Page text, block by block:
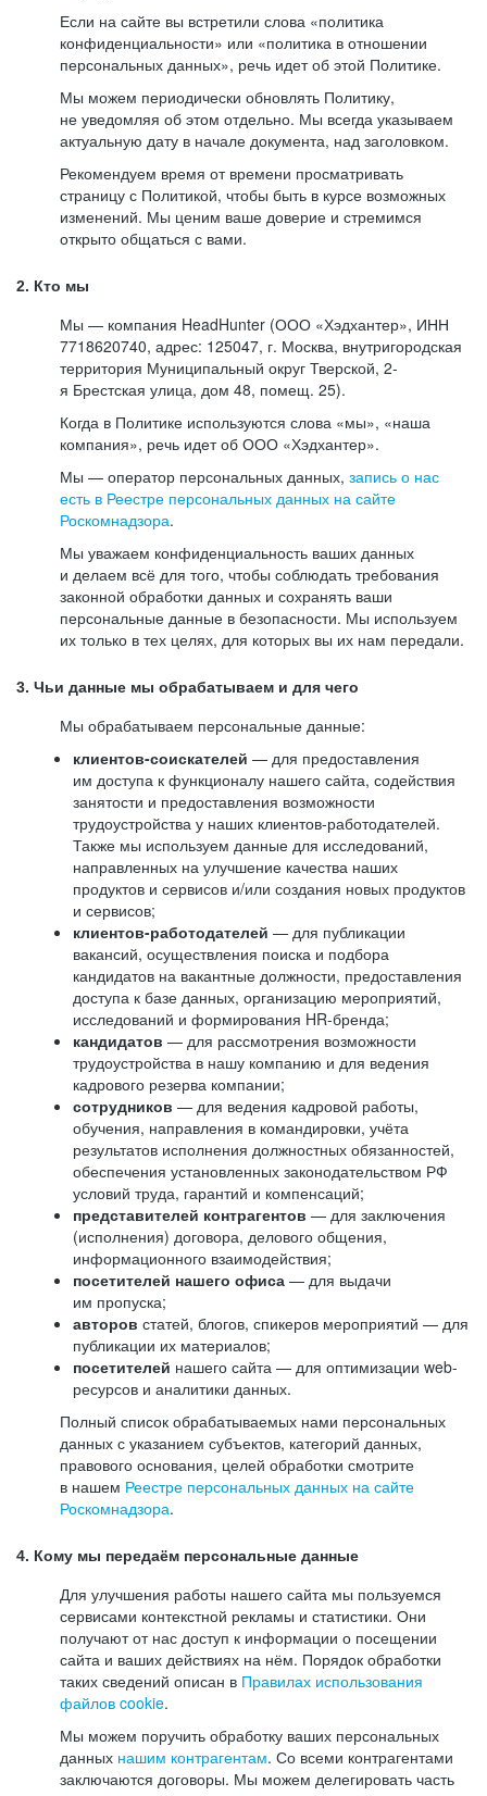
Если на сайте вы встретили слова «политика
конфиденциальности» или «политика в отношении
персональных данных», речь идет об этой Политике.
Мы можем периодически обновлять Политику,
не уведомляя об этом отдельно. Мы всегда указываем
актуальную дату в начале документа, над заголовком.
Рекомендуем время от времени просматривать
страницу с Политикой, чтобы быть в курсе возможных
изменений. Мы ценим ваше доверие и стремимся
открыто общаться с вами.
2. Кто мы
Мы — компания HeadHunter (ООО «Хэдхантер», ИНН
7718620740, адрес: 125047, г. Москва, внутригородская
территория Муниципальный округ Тверской, 2-
я Брестская улица, дом 48, помещ. 25).
Когда в Политике используются слова «мы», «наша
компания», речь идет об ООО «Хэдхантер».
Мы — оператор персональных данных, запись о нас
есть в Реестре персональных данных на сайте
Роскомнадзора.
Мы уважаем конфиденциальность ваших данных
и делаем всё для того, чтобы соблюдать требования
законной обработки данных и сохранять ваши
персональные данные в безопасности. Мы используем
их только в тех целях, для которых вы их нам передали.
3. Чьи данные мы обрабатываем и для чего
Мы обрабатываем персональные данные:
клиентов-соискателей — для предоставления
им доступа к функционалу нашего сайта, содействия
занятости и предоставления возможности
трудоустройства у наших клиентов-работодателей.
Также мы используем данные для исследований,
направленных на улучшение качества наших
продуктов и сервисов и/или создания новых продуктов
и сервисов;
клиентов-работодателей — для публикации
вакансий, осуществления поиска и подбора
кандидатов на вакантные должности, предоставления
доступа к базе данных, организацию мероприятий,
исследований и формирования HR-бренда;
кандидатов — для рассмотрения возможности
трудоустройства в нашу компанию и для ведения
кадрового резерва компании;
сотрудников — для ведения кадровой работы,
обучения, направления в командировки, учёта
результатов исполнения должностных обязанностей,
обеспечения установленных законодательством РФ
условий труда, гарантий и компенсаций;
представителей контрагентов — для заключения
(исполнения) договора, делового общения,
информационного взаимодействия;
посетителей нашего офиса — для выдачи
им пропуска;
авторов статей, блогов, спикеров мероприятий — для
публикации их материалов;
посетителей нашего сайта — для оптимизации web-
ресурсов и аналитики данных.
Полный список обрабатываемых нами персональных
данных с указанием субъектов, категорий данных,
правового основания, целей обработки смотрите
в нашем Реестре персональных данных на сайте
Роскомнадзора.
4. Кому мы передаём персональные данные
Для улучшения работы нашего сайта мы пользуемся
сервисами контекстной рекламы и статистики. Они
получают от нас доступ к информации о посещении
сайта и ваших действиях на нём. Порядок обработки
таких сведений описан в Правилах использования
файлов cookie.
Мы можем поручить обработку ваших персональных
данных нашим контрагентам. Со всеми контрагентами
заключаются договоры. Мы можем делегировать часть